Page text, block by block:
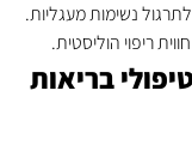
נשימות מעגליות.
ריפוי הוליסטית.
בריאות